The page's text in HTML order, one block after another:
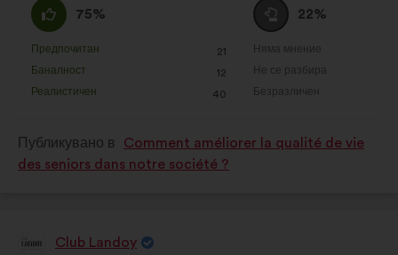
Съгласен
съм
:
75%
в
:
Предпочитан
: 21
пъти
Баналност
: 12
пъти
Реалистичен
: 40
пъти
Въздържал
се
:
22%
в
Няма мнение
:пъти
Не се разбира
:пъти
Безразличен
:пъти
Публикувано в
Comment améliorer la qualité de vie
des seniors dans notre société ?
ПредложениеClub Landoy